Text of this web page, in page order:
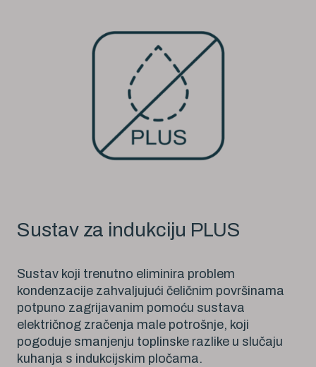
Sustav za indukciju PLUS
Sustav koji trenutno eliminira problem
kondenzacije zahvaljujući čeličnim površinama
potpuno zagrijavanim pomoću sustava
električnog zračenja male potrošnje, koji
pogoduje smanjenju toplinske razlike u slučaju
kuhanja s indukcijskim pločama.